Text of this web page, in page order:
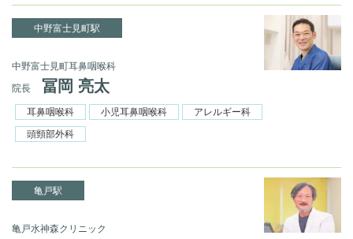
中野富士見町駅
中野富士見町耳鼻咽喉科
院長
冨岡 亮太
耳鼻咽喉科 小児耳鼻咽喉科
アレルギー科
頭頸部外科
亀戸駅
亀戸水神森クリニック